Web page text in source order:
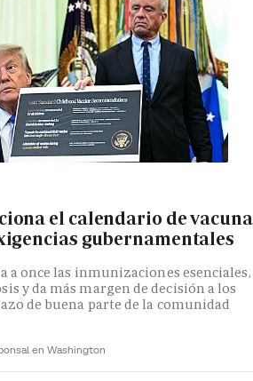
el calendario de
gubernamentales
a once las inmunizaciones esenciales,
y da más margen de decisión a los
de buena parte de la comunidad
en Washington